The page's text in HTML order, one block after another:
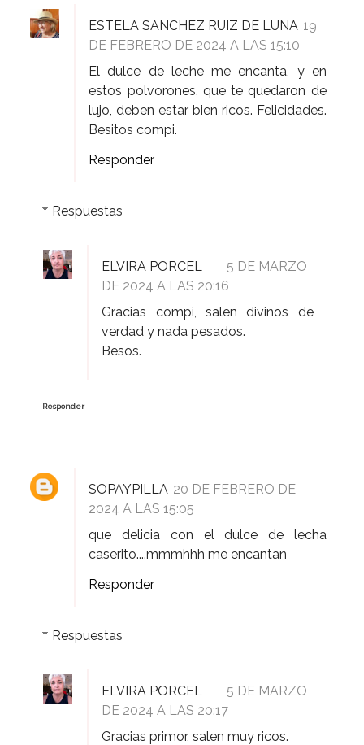
ESTELA SANCHEZ RUIZ DE LUNA 19
DE FEBRERO DE 2024 A LAS 15:10
El dulce de leche me encanta, y en
estos polvorones, que te quedaron de
lujo, deben estar bien ricos. Felicidades.
Besitos compi.
Responder
Respuestas
ELVIRA PORCEL
5 DE MARZO
DE 2024 A LAS 20:16
Gracias compi, salen divinos de
verdad y nada pesados.
Besos.
Responder
SOPAYPILLA 20 DE FEBRERO DE
2024 A LAS 15:05
que delicia con el dulce de lecha
caserito....mmmhhh me encantan
Responder
Respuestas
ELVIRA PORCEL
5 DE MARZO
DE 2024 A LAS 20:17
Gracias primor, salen muy ricos.